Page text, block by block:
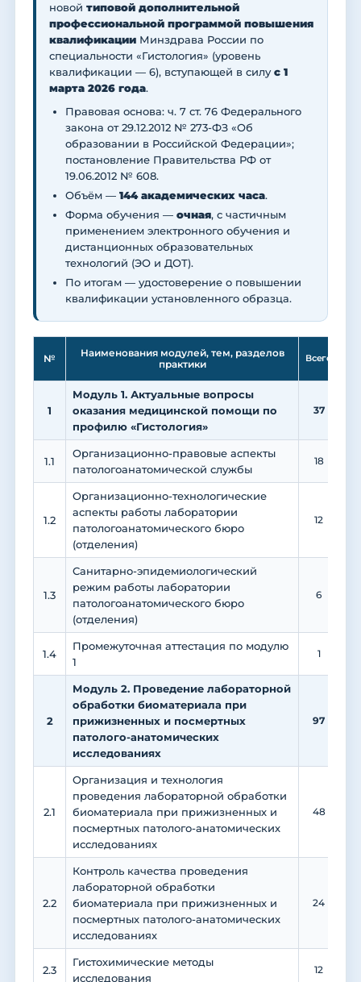
новой типовой дополнительной
профессиональной программой повышения
квалификации Минздрава России по
специальности «Гистология» (уровень
квалификации — 6), вступающей в силус 1
марта 2026 года.
Правовая основа: ч. 7 ст. 76 Федерального
закона от 29.12.2012 № 273-ФЗ «Об
образовании в Российской Федерации»;
постановление Правительства РФ от
19.06.2012 № 608.
Объём — 144 академических часа.
Форма обучения — очная, с частичным
применением электронного обучения и
дистанционных образовательных
технологий (ЭО и ДОТ).
По итогам — удостоверение о повышении
квалификации установленного образца.
№
Наименования модулей, тем, разделов
практики
Всего
1
Модуль 1. Актуальные вопросы
оказания медицинской помощи по
профилю «Гистология»
37
1.1
Организационно-правовые аспекты
патологоанатомической службы
18
1.2
Организационно-технологические
аспекты работы лаборатории
патологоанатомического бюро
(отделения)
12
1.3
Санитарно-эпидемиологический
режим работы лаборатории
патологоанатомического бюро
(отделения)
6
1.4
Промежуточная аттестация по модулю
1
1
2
Модуль 2. Проведение лабораторной
обработки биоматериала при
прижизненных и посмертных
патолого-анатомических
исследованиях
97
2.1
Организация и технология
проведения лабораторной обработки
биоматериала при прижизненных и
посмертных патолого-анатомических
исследованиях
48
2.2
Контроль качества проведения
лабораторной обработки
биоматериала при прижизненных и
посмертных патолого-анатомических
исследованиях
24
2.3
Гистохимические методы
исследования
12